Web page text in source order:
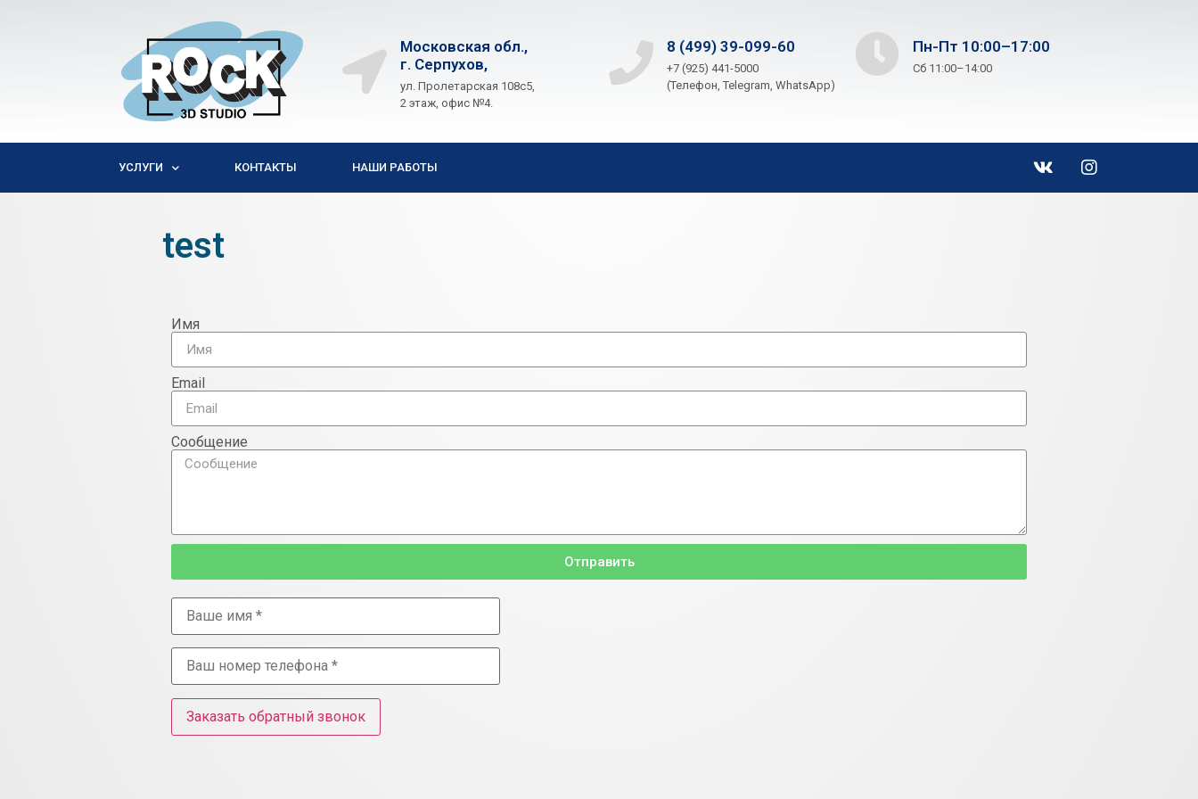
Московская обл.,
г. Серпухов,
ул. Пролетарская 108с5,
2 этаж, офис №4.
8 (499) 39-099-60
+7 (925) 441-5000
(Телефон, Telegram, WhatsApp)
Пн-Пт 10:00–17:00
Сб 11:00–14:00
УСЛУГИ КОНТАКТЫ НАШИ РАБОТЫ
test
Имя
Email
Сообщение
Отправить